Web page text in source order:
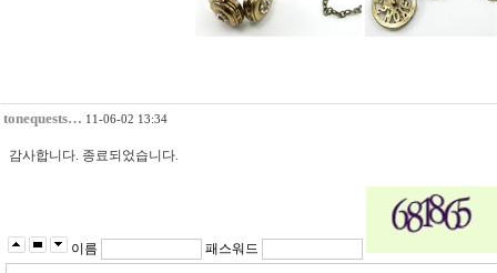
tonequests… 11-06-02 13:34
감사합니다. 종료되었습니다.
이름 패스워드